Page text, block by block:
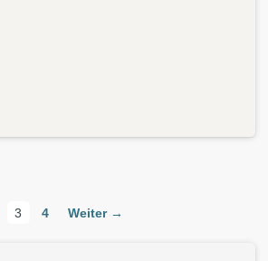
3 4 Weiter →